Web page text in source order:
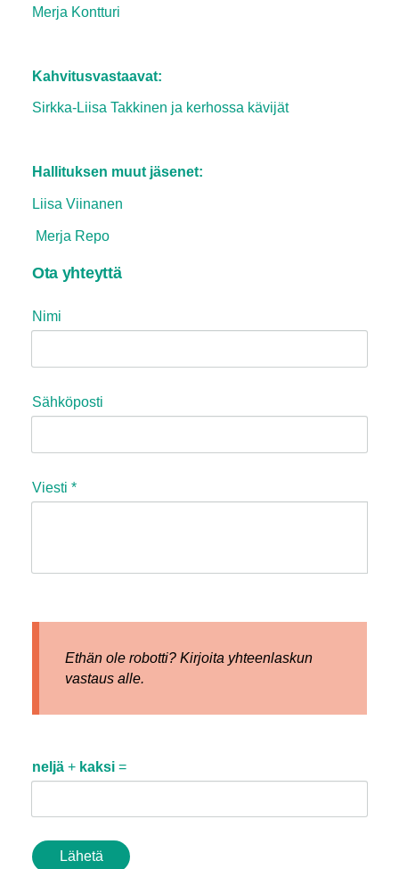
Merja Kontturi
Kahvitusvastaavat:
Sirkka-Liisa Takkinen ja kerhossa kävijät
Hallituksen muut jäsenet:
Liisa Viinanen
Merja Repo
Ota yhteyttä
Nimi
Sähköposti
Viesti *
Ethän ole robotti? Kirjoita yhteenlaskun
vastaus alle.
neljä + kaksi =
Lähetä